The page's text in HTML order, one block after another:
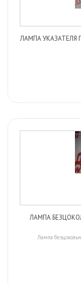
ЛАМПА УКАЗАТЕЛЯ
ЛАМПА
Лампа